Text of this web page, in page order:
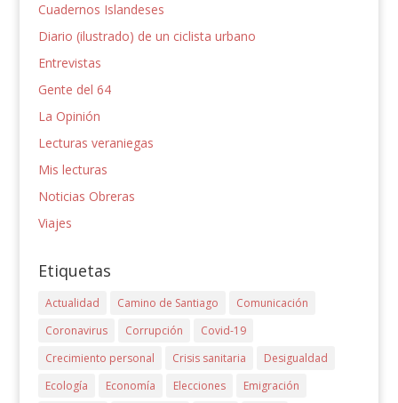
Cuadernos Islandeses
Diario (ilustrado) de un ciclista urbano
Entrevistas
Gente del 64
La Opinión
Lecturas veraniegas
Mis lecturas
Noticias Obreras
Viajes
Etiquetas
Actualidad Camino de Santiago
Comunicación
Coronavirus
Corrupción
Covid-19
Crecimiento personal
Crisis sanitaria
Desigualdad
Ecología
Economía Elecciones
Emigración